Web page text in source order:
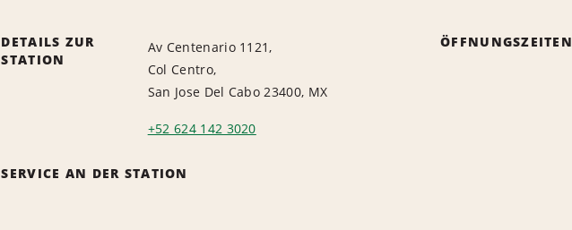
DETAILS ZUR
STATION
Av Centenario 1121,
Col Centro,
San Jose Del Cabo 23400, MX
+52 624 142 3020
SERVICE AN DER STATION
ÖFFNUNGSZEITEN